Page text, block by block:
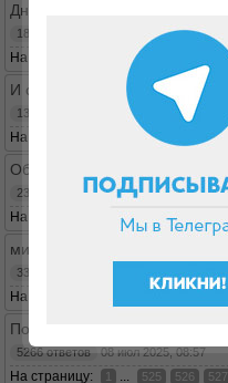
Дневничок
18 ответов 05 ноя 2025, 16:37
На страницу:
И снова здравствуйте!
131 ответов 03 окт 2025, 07:50
На страницу: 12
Обратный отсчет и работа
2335 ответов 09 авг 2025, 06:42
На страницу: ... 232 233
минус 45 буду ягодка опять
3368 ответов 09 июл 2025, 13:31
На страницу:
Понедельник начинается в
5266 ответов 08 июл 2025, 08:57
На страницу: 1 ... 525 526 527